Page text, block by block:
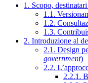
1. Scopo,
1.1.
1.2.
1.3.
2. Introduzione al
2.1. Design
government)
2.2.
2.2.1.